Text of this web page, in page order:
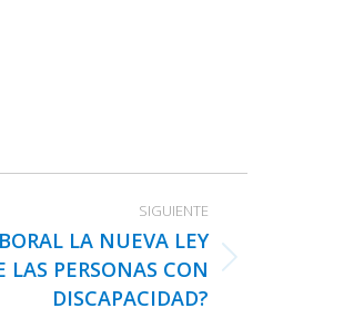
SIGUIENTE
LA NUEVA LEY
LAS PERSONAS CON
DISCAPACIDAD?